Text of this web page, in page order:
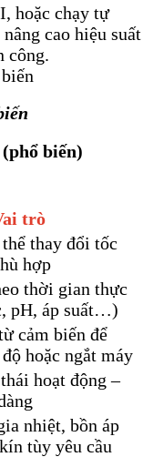
hoặc chạy tự
cao hiệu suất
công.
biến)
trò
thay đổi tốc
hợp
thời gian thực
pH, áp suất…)
cảm biến để
hoặc ngắt máy
hoạt động –
nhiệt, bồn áp
tùy yêu cầu